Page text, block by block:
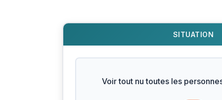
SITUATION
Voir tout nu toutes les